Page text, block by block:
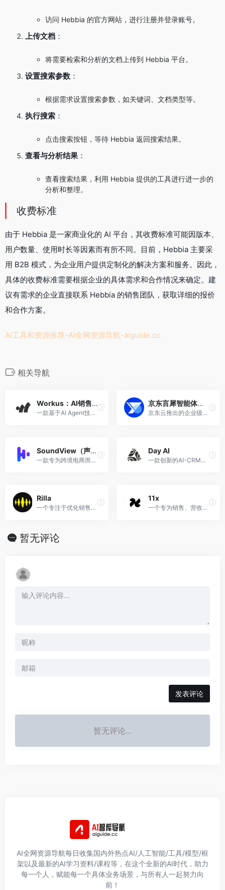
访问 Hebbia 的官方网站，进行注册并登录账号。
上传文档 ：
将需要检索和分析的文档上传到 Hebbia 平台。
设置搜索参数 ：
根据需求设置搜索参数，如关键词、文档类型等。
执行搜索 ：
点击搜索按钮，等待 Hebbia 返回搜索结果。
查看与分析结果 ：
查看搜索结果，利用 Hebbia 提供的工具进行进一步的
分析和整理。
收费标准
由于 Hebbia 是一家商业化的 AI 平台，其收费标准可能因版本、
用户数量、使用时长等因素而有所不同。目前，Hebbia 主要采
用 B2B 模式，为企业用户提供定制化的解决方案和服务。因此，
具体的收费标准需要根据企业的具体需求和合作情况来确定。建
议有需求的企业直接联系 Hebbia 的销售团队，获取详细的报价
和合作方案。
AI工具和资源推荐-AI全网资源导航-aiguide.cc
相关导航
Workus：AI销售Agent平台，精准识别定位高意向用户
一款基于AI Agent技术的B2B商业网络平台
京东言犀智能体平台
京东云推出的企业级一站式AI智能体搭建与发布平台
SoundView（声动视界）
一款专为跨境电商而设计的AI视频翻译、配音和创作工具
Day AI
一款创新的AI-CRM工具
Rilla
一个专注于优化销售管理和培训的在线平台，旨在通过创新的技术手段提升销售团队的效率和业绩。Rilla 利用虚拟随行（virtual ride
11x
一个专为销售、营收运营（RevOps）和市场推广（Go-to-Market）团队设计的人工智能解决方案平台
暂无评论
发表评论
暂无评论...
AI全网资源导航每日收集国内外热点AI/人工智能/工具/模型/框
架以及最新的AI学习资料/课程等，在这个全新的AI时代，助力
每一个人，赋能每一个具体业务场景，与所有人一起努力向
前！